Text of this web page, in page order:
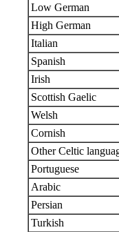
Low German
High German
Italian
Spanish
Irish
Scottish Gaelic
Welsh
Cornish
Other Celtic
Portuguese
Arabic
Persian
Turkish